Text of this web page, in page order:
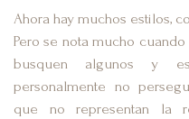
Ahora hay muchos estilos,
Pero se nota mucho
busquen algunos y
personalmente no
que no representan la